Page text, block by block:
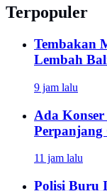
Terpopuler
Tembakan
Lembah
9 jam lalu
Ada
Perpanjang
11 jam lalu
Polisi Buru